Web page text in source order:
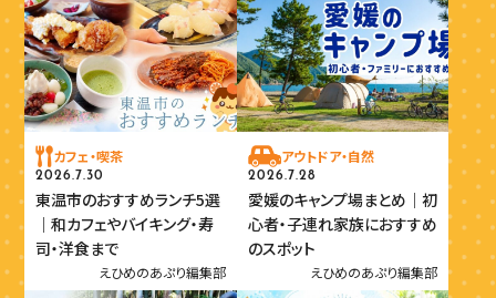
カフェ・喫茶
2026.7.30
東温市のおすすめランチ5選
｜和カフェやバイキング・寿
司・洋食まで
えひめのあぷり編集部
アウトドア・自然
2026.7.28
愛媛のキャンプ場まとめ｜初
心者・子連れ家族におすすめ
のスポット
えひめのあぷり編集部